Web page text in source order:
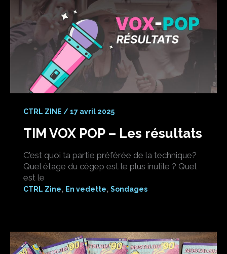
CTRL ZINE /17 avril 2025
TIM VOX POP – Les résultats
C’est quoi ta partie préférée de la technique?
Quel étage du cégep est le plus inutile ? Quel
est le
CTRL Zine, En vedette, Sondages